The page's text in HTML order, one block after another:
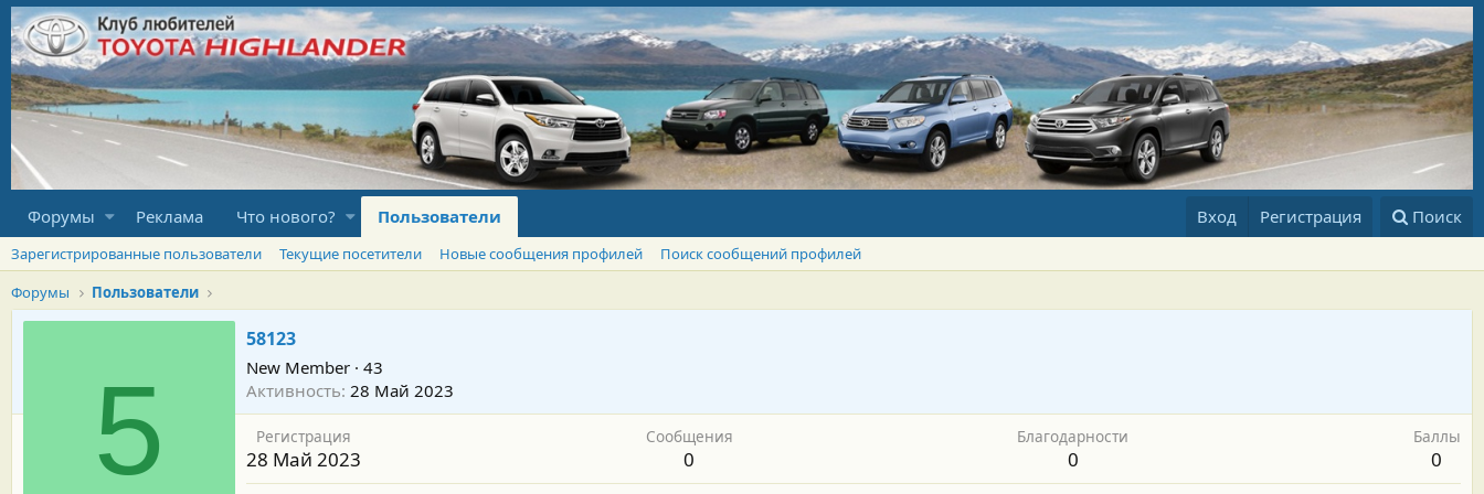
Форумы Реклама Что нового? Пользователи Вход Регистрация Поиск
Зарегистрированные пользователи Текущие посетители Новые сообщения профилей
Поиск сообщений профилей
Форумы
Пользователи
5
58123
New Member · 43
Активность 28 Май 2023
Регистрация
28 Май 2023
Сообщения
0
Благодарности
0
Баллы
0